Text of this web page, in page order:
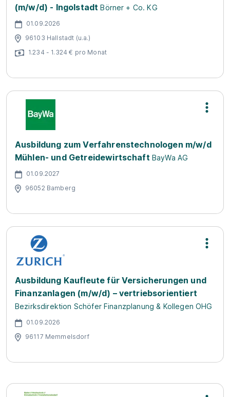
(m/w/d) - Ingolstadt Börner + Co. KG
01.09.2026
96103 Hallstadt (u.a.)
1.234 - 1.324 € pro Monat
Ausbildung zum Verfahrenstechnologen m/w/d
Mühlen- und Getreidewirtschaft BayWa AG
01.09.2027
96052 Bamberg
Ausbildung Kaufleute für Versicherungen und
Finanzanlagen (m/w/d) – vertriebsorientiert
Bezirksdirektion Schöfer Finanzplanung & Kollegen OHG
01.09.2026
96117 Memmelsdorf